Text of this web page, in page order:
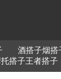
酒搭子烟搭
搭子王者搭子